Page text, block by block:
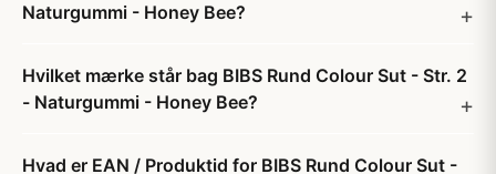
Naturgummi - Honey Bee?
Hvilket mærke står bag BIBS Rund Colour Sut - Str. 2
- Naturgummi - Honey Bee?
Hvad er EAN / Produktid for BIBS Rund Colour Sut -